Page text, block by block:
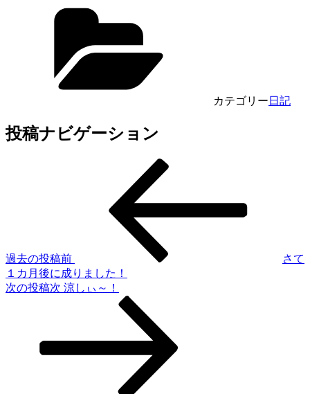
カテゴリー 日記
投稿ナビゲーション
過去の投稿前
さて
１カ月後に成りました！
次の投稿次 涼しぃ～！